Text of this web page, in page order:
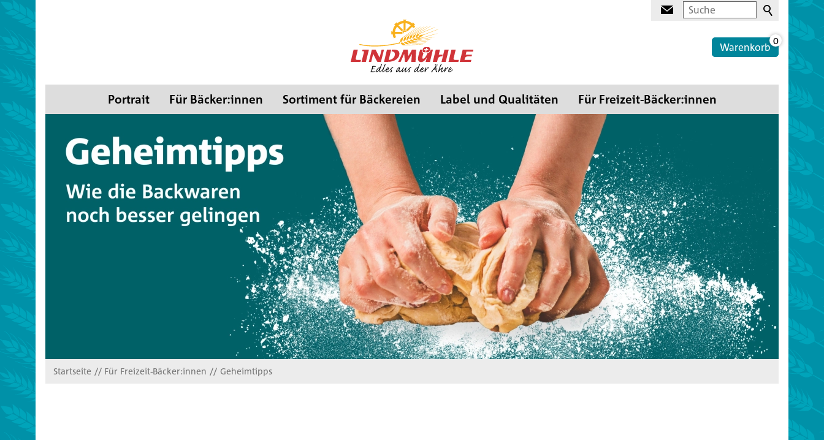
Warenkorb
0
Portrait Für Bäcker:innen Sortiment für Bäckereien Label und Qualitäten Für Freizeit-Bäcker:innen
Startseite Für Freizeit-Bäcker:innen Geheimtipps